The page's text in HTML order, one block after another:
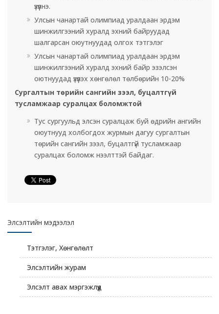
үзүүлнэ.
Улсын чанартай олимпиад уралдаан эрдэм
шинжилгээний хуралд эхний байруудад
шалгарсан оюутнуудад олгох тэтгэлэг
Улсын чанартай олимпиад уралдаан эрдэм
шинжилгээний хуралд эхний байр эзэлсэн
оютнуудад үзүүлэх хөнгөлөл төлбөрийн 10-20%
Сургалтын төрийн сангийн зээл, буцалтгүй
тусламжаар суралцах боломжтой
Тус сургуульд элсэн суралцаж буй өдрийн ангийн
оюутнууд холбогдох журмын дагуу сургалтын
төрийн сангийн зээл, буцалтгүй тусламжаар
суралцах боломж нээлттэй байдаг.
Элсэлтийн мэдээлэл
Тэтгэлэг, Хөнгөлөлт
Элсэлтийн журам
Элсэлт авах мэргэжлүүд